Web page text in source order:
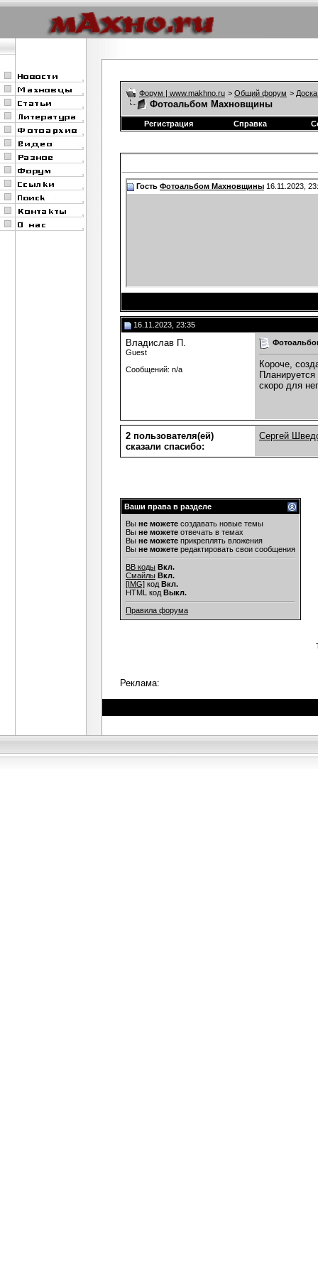
Форум | www.makhno.ru > Общий форум >
Фотоальбом Махновщины
Регистрация Справка
Гость Фотоальбом Махновщины 16.11.2023,
16.11.2023, 23:35
Владислав П.
Guest
Сообщений: n/a
Короче,
скоро для
2 пользователя(ей)
сказали cпасибо:
Сергей
Ваши права в разделе
Вы не можете создавать новые темы
Вы не можете отвечать в темах
Вы не можете прикреплять вложения
Вы не можете редактировать свои сообщения
BB коды Вкл.
Смайлы Вкл.
[IMG] код Вкл.
HTML код Выкл.
Правила форума
Реклама: